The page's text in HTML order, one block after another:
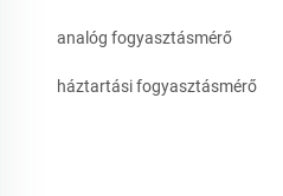
analóg fogyasztásmérő
háztartási fogyasztásmérő